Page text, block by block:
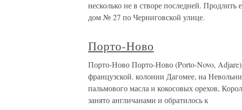
несколько не в створе последней.
дом № 27 по Черниговской улице.
Порто-Ново
Порто-Ново Порто-Ново (Porto-Novo,
французской. колонии Дагомее, на
пальмового масла и кокосовых орехов,
занято англичанами и обратилось к